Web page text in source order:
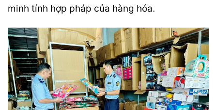
minh tính hợp pháp của hàng hóa.